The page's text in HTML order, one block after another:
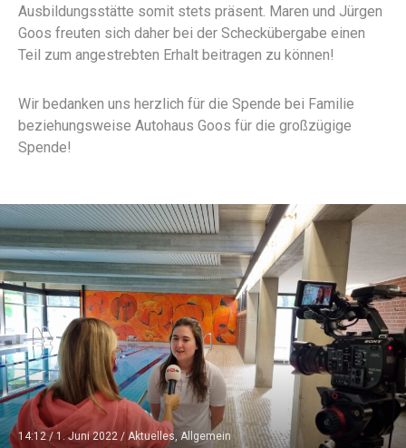
Ausbildungsstätte somit stets präsent. Maren und Jürgen
Goos freuten sich daher bei der Scheckübergabe einen
Teil zum angestrebten Erhalt beitragen zu können!
Wir bedanken uns herzlich für die Spende bei Familie
beziehungsweise Autohaus Goos für die großzügige
Spende!
14:12 / 1. Juni 2022 / Aktuelles, Allgemein